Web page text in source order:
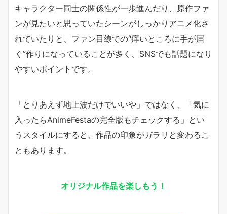
キャラクター同士の関係性が一歩進んだり、原作ファ
ンが見たいと思っていたシーンがしっかりアニメ化さ
れていたりと、ファン目線での“痒いところに手が届
く”作りになっていることが多く、SNSでも話題になり
やすいポイントです。
「とりあえず地上波だけでいいや」ではなく、「気に
入ったらAnimeFestaの完全版もチェックする」とい
うスタイルにすると、作品の印象がガラリと変わるこ
ともあります。
オリジナル作品を楽しもう！